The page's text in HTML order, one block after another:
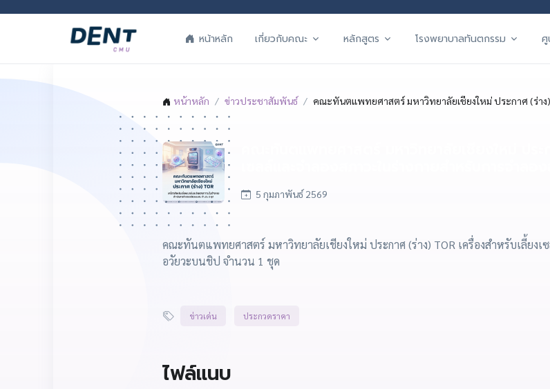
หน้าหลัก เกี่ยวกับคณะ หลักสูตร โรงพยาบาลทันตกรรม ศู
หน้าหลัก ข่าวประชาสัมพันธ์ คณะทันตแพทยศาสตร์ มหาวิทยาลัยเชียงใหม่ ประกาศ (ร่าง)
5 กุมภาพันธ์ 2569
คณะทันตแพทยศาสตร์ มหาวิทยาลัยเชียงใหม่ ประกาศ (ร่าง) TOR เครื่องสำหรับเลี้ยงเ
อวัยวะบนชิป จำนวน 1 ชุด
ข่าวเด่น ประกวดราคา
ไฟล์แนบ